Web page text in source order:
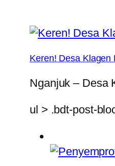
Keren! Desa Klagen
Nganjuk – Desa
ul > .bdt-post-